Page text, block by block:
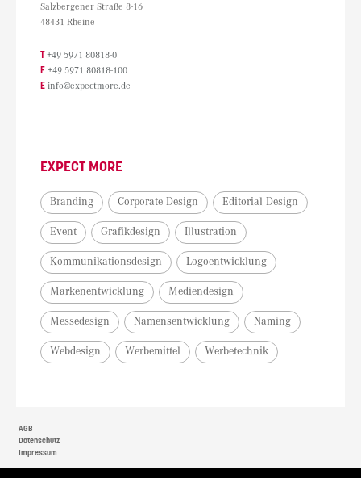
Salzbergener Straße 8-16
48431 Rheine
T +49 5971 80818-0
F +49 5971 80818-100
E info@expectmore.de
EXPECT MORE
Branding Corporate Design Editorial Design
Event Grafikdesign Illustration
Kommunikationsdesign Logoentwicklung
Markenentwicklung Mediendesign
Messedesign Namensentwicklung Naming
Webdesign Werbemittel Werbetechnik
AGB
Datenschutz
Impressum